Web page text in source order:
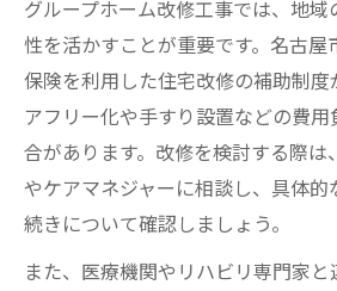
グループホーム改修工事では、地
性を活かすことが重要です。名古
保険を利用した住宅改修の補助制度
アフリー化や手すり設置などの費
合があります。改修を検討する際は
やケアマネジャーに相談し、具体
続きについて確認しましょう。
また、医療機関やリハビリ専門家